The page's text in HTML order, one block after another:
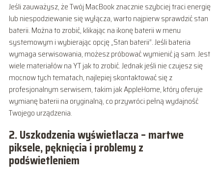
Jeśli zauważysz, że Twój MacBook znacznie szybciej traci energię
lub niespodziewanie się wyłącza, warto najpierw sprawdzić stan
baterii. Można to zrobić, klikając na ikonę baterii w menu
systemowym i wybierając opcję „Stan baterii”. Jeśli bateria
wymaga serwisowania, możesz próbować wymienić ją sam. Jest
wiele materiałów na YT jak to zrobić. Jednak jeśli nie czujesz się
mocnow tych tematach, najlepiej skontaktować się z
profesjonalnym serwisem, takim jak AppleHome, który oferuje
wymianę baterii na oryginalną, co przywróci pełną wydajność
Twojego urządzenia.
2. Uszkodzenia wyświetlacza – martwe
piksele, pęknięcia i problemy z
podświetleniem